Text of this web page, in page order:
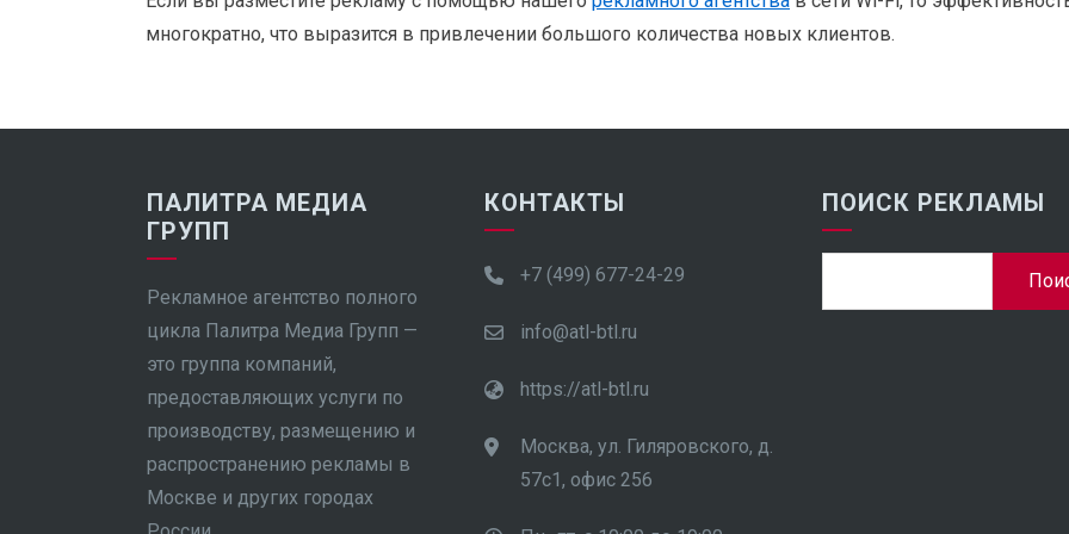
многократно, что выразится в привлечении большого количества новых клиентов.
ПАЛИТРА МЕДИА
ГРУПП
Рекламное агентство полного
цикла Палитра Медиа Групп —
это группа компаний,
предоставляющих услуги по
производству, размещению и
распространению рекламы в
Москве и других городах
КОНТАКТЫ
+7 (499) 677-24-29
info@atl-btl.ru
https://atl-btl.ru
Москва, ул. Гиляровского, д.
57с1, офис 256
ПОИСК РЕКЛАМЫ